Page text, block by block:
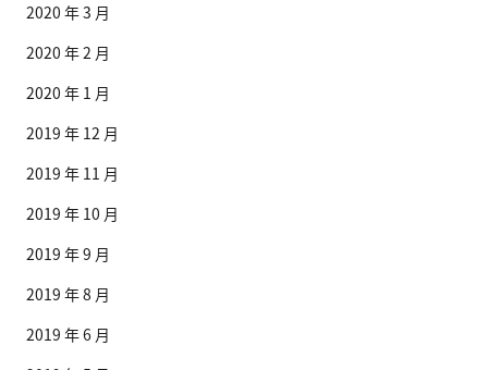
2020 年 3 月
2020 年 2 月
2020 年 1 月
2019 年 12 月
2019 年 11 月
2019 年 10 月
2019 年 9 月
2019 年 8 月
2019 年 6 月